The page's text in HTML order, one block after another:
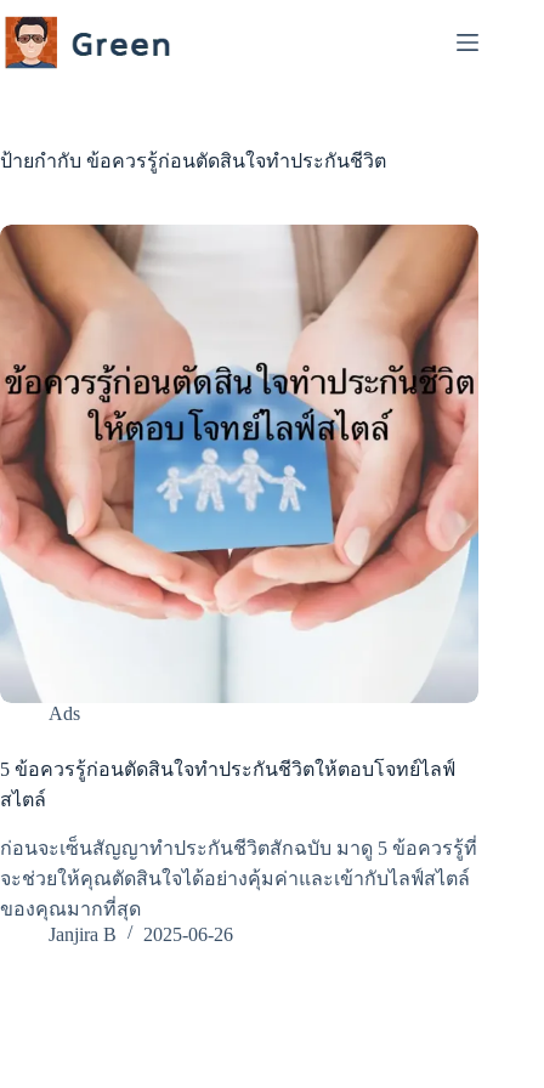
to
content
ป้ายกำกับ ข้อควรรู้ก่อนตัดสินใจทำประกันชีวิต
Ads
5 ข้อควรรู้ก่อนตัดสินใจทำประกันชีวิตให้ตอบโจทย์ไลฟ์
สไตล์
ก่อนจะเซ็นสัญญาทำประกันชีวิตสักฉบับ มาดู 5 ข้อควรรู้ที่
จะช่วยให้คุณตัดสินใจได้อย่างคุ้มค่าและเข้ากับไลฟ์สไตล์
ของคุณมากที่สุด
Janjira B
2025-06-26